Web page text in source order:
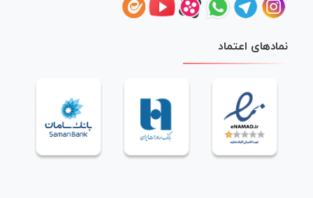
نمادهای اعتماد